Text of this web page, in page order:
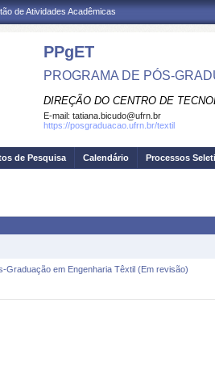
de Atividades Acadêmicas
PPgET
PROGRAMA DE PÓS-
DIREÇÃO DO CENTRO DE
E-mail: tatiana.bicudo@ufrn.br
https://posgraduacao.ufrn.br/textil
de Pesquisa Calendário Processos
Graduação em Engenharia Têxtil (Em revisão)